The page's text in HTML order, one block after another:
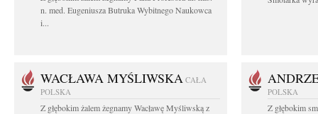
n. med. Eugeniusza Butruka Wybitnego Naukowca
i...
WACŁAWA MYŚLIWSKA CAŁA
POLSKA
Z głębokim żalem żegnamy Wacławę Myśliwską z
POLSKA
Z głębokim